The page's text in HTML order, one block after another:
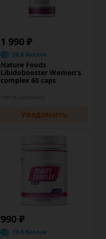
1 990 ₽
39.8 баллов
Nature Foods
Libidobooster Women's
complex 60 caps
Уведомить
990 ₽
19.8 баллов